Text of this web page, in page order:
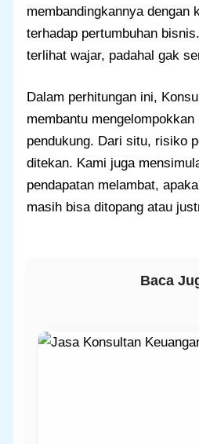
membandingkannya dengan
terhadap pertumbuhan
terlihat wajar, padahal gak
Dalam perhitungan ini,
membantu
pendukung. Dari situ, risiko
ditekan. Kami juga
pendapatan melambat,
masih bisa ditopang atau
Baca